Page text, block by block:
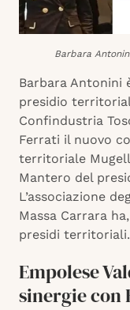
Barbara
Barbara Antonini
presidio
Confindustria
Ferrati il nuovo
territoriale
Mantero del
L’associazione
Massa Carrara
presidi territoriali.
Empolese
sinergie con